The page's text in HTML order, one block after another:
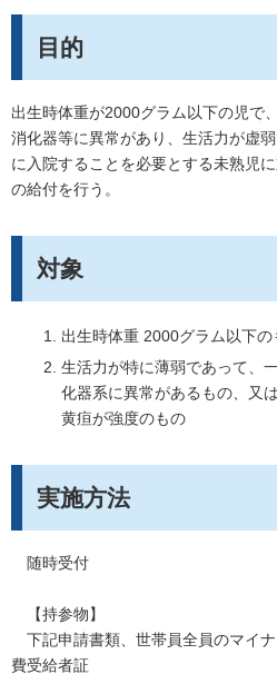
目的
出生時体重が2000グラム以下の児で
消化器等に異常があり、生活力が虚
に入院することを必要とする未熟児
の給付を行う。
対象
出生時体重 2000グラム以下の
生活力が特に薄弱であって、
化器系に異常があるもの、又
黄疸が強度のもの
実施方法
随時受付
【持参物】
下記申請書類、世帯員全員のマイ
費受給者証